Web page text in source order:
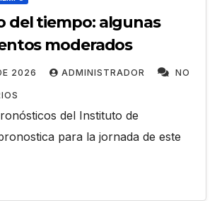
del tiempo: algunas
moderados
2026 ADMINISTRADOR NO
del Instituto de
para la jornada de este